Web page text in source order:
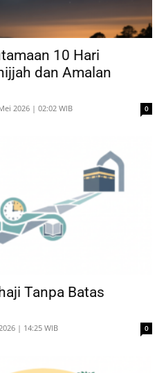
10 Hari
dan Amalan
2026 | 02:02 WIB 0
Tanpa Batas
| 14:25 WIB 0